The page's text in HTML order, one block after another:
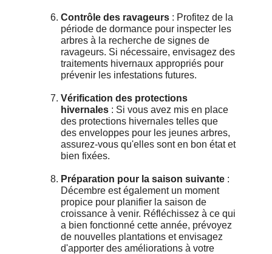
Contrôle des ravageurs : Profitez de la
période de dormance pour inspecter les
arbres à la recherche de signes de
ravageurs. Si nécessaire, envisagez des
traitements hivernaux appropriés pour
prévenir les infestations futures.
Vérification des protections
hivernales : Si vous avez mis en place
des protections hivernales telles que
des enveloppes pour les jeunes arbres,
assurez-vous qu'elles sont en bon état et
bien fixées.
Préparation pour la saison suivante :
Décembre est également un moment
propice pour planifier la saison de
croissance à venir. Réfléchissez à ce qui
a bien fonctionné cette année, prévoyez
de nouvelles plantations et envisagez
d'apporter des améliorations à votre